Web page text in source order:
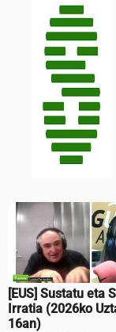
[EUS] Sustatu eta
Irratia (2026ko
16an)